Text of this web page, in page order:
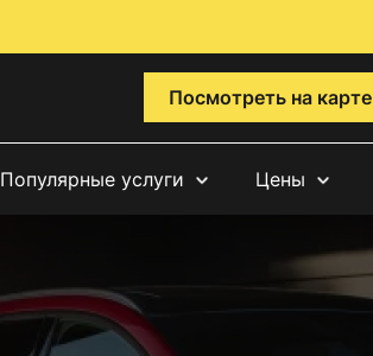
Посмотреть на карте
Популярные услуги Цены